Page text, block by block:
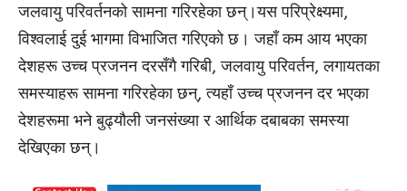
जलवायु परिवर्तनको सामना गरिरहेका छन्।यस परिप्रेक्ष्यमा,
विश्वलाई दुई भागमा विभाजित गरिएको छ। जहाँ कम आय भएका
देशहरू उच्च प्रजनन दरसँगै गरिबी, जलवायु परिवर्तन, लगायतका
समस्याहरू सामना गरिरहेका छन्, त्यहाँ उच्च प्रजनन दर भएका
देशहरूमा भने बुढ्यौली जनसंख्या र आर्थिक दबाबका समस्या
देखिएका छन्।